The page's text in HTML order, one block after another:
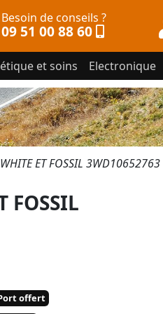
Besoin de conseils ?
09 51 00 88 60
et soins Electronique
ET FOSSIL 3WD10652763
FOSSIL
offert